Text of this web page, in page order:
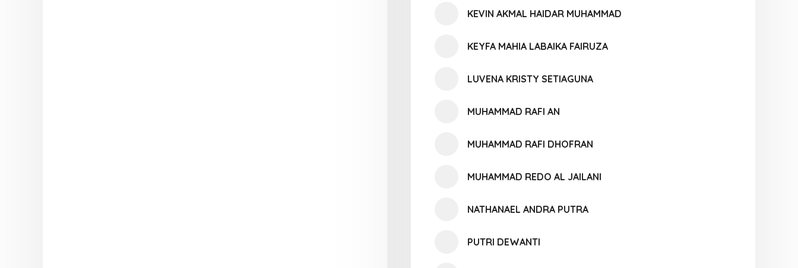
KEVIN AKMAL HAIDAR MUHAMMAD
KEYFA MAHIA LABAIKA FAIRUZA
LUVENA KRISTY SETIAGUNA
MUHAMMAD RAFI AN
MUHAMMAD RAFI DHOFRAN
MUHAMMAD REDO AL JAILANI
NATHANAEL ANDRA PUTRA
PUTRI DEWANTI